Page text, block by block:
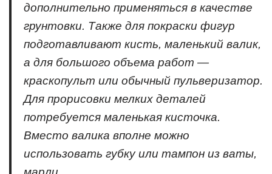
дополнительно применяться в качестве
грунтовки. Также для покраски фигур
подготавливают кисть, маленький валик,
а для большого объема работ —
краскопульт или обычный пульверизатор.
Для прорисовки мелких деталей
потребуется маленькая кисточка.
Вместо валика вполне можно
использовать губку или тампон из ваты,